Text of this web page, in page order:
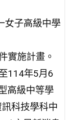
女子高級中學
實施計畫。
114年5月6
高級中等學
科技學科中